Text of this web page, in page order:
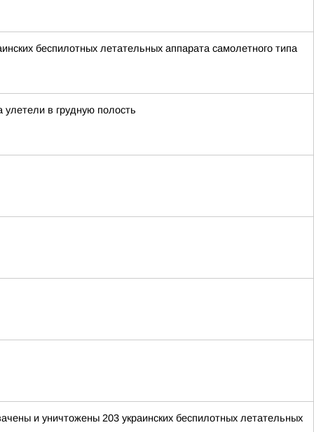
беспилотных летательных аппарата самолетного типа
улетели в грудную полость
и уничтожены 203 украинских беспилотных летательных